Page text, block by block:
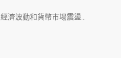
濟波動和貨幣市場震盪…